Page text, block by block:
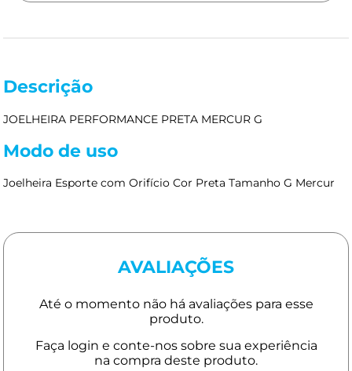
Descrição
JOELHEIRA PERFORMANCE PRETA MERCUR G
Modo de uso
Joelheira Esporte com Orifício Cor Preta Tamanho G Mercur
AVALIAÇÕES